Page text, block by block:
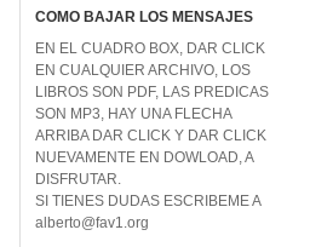
COMO BAJAR LOS MENSAJES
EN EL CUADRO BOX, DAR CLICK
EN CUALQUIER ARCHIVO, LOS
LIBROS SON PDF, LAS PREDICAS
SON MP3, HAY UNA FLECHA
ARRIBA DAR CLICK Y DAR CLICK
NUEVAMENTE EN DOWLOAD, A
DISFRUTAR.
SI TIENES DUDAS ESCRIBEME A
alberto@fav1.org